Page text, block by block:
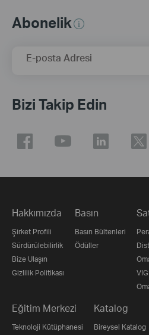
Abonelik
E-posta Adresi
Bizi Takip Edin
Hakkımızda
Şirket Profili
Sürdürülebilirlik
Bize Ulaşın
Gizlilik Politikası
Basın
Basın Bültenleri
Ödüller
Eğitim Merkezi
Teknoloji Kütüphanesi
Katalog
Bireysel Katalog